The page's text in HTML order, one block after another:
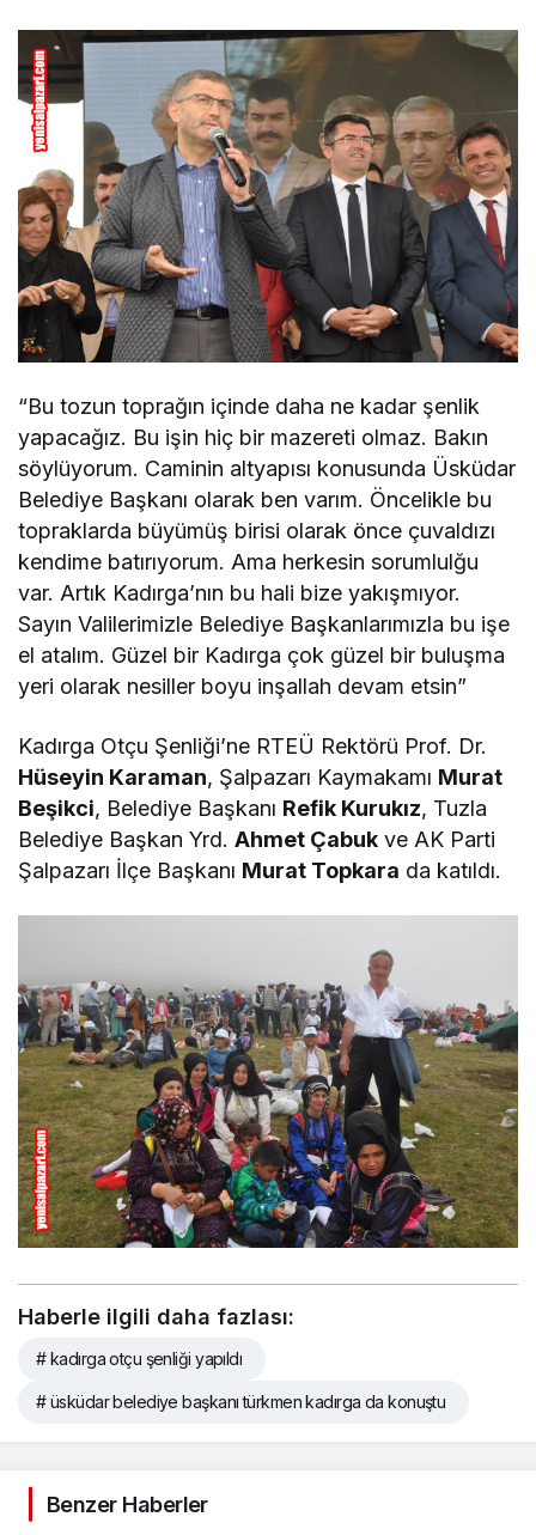
“Bu tozun toprağın içinde daha ne kadar şenlik
yapacağız. Bu işin hiç bir mazereti olmaz. Bakın
söylüyorum. Caminin altyapısı konusunda Üsküdar
Belediye Başkanı olarak ben varım. Öncelikle bu
topraklarda büyümüş birisi olarak önce çuvaldızı
kendime batırıyorum. Ama herkesin sorumlulğu
var. Artık Kadırga’nın bu hali bize yakışmıyor.
Sayın Valilerimizle Belediye Başkanlarımızla bu işe
el atalım. Güzel bir Kadırga çok güzel bir buluşma
yeri olarak nesiller boyu inşallah devam etsin”
Kadırga Otçu Şenliği’ne RTEÜ Rektörü Prof. Dr.
Hüseyin Karaman, Şalpazarı Kaymakamı Murat
Beşikci, Belediye Başkanı Refik Kurukız, Tuzla
Belediye Başkan Yrd.Ahmet Çabuk ve AK Parti
Şalpazarı İlçe Başkanı Murat Topkara da katıldı.
Haberle ilgili daha fazlası:
# kadırga otçu şenliği yapıldı
# üsküdar belediye başkanı türkmen kadırga da konuştu
Benzer Haberler